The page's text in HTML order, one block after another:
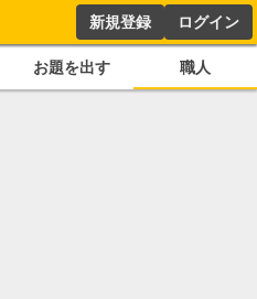
新規登録 ログイン
お題を出す 職人